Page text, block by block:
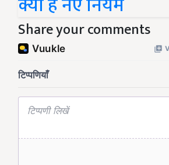
Share your comments